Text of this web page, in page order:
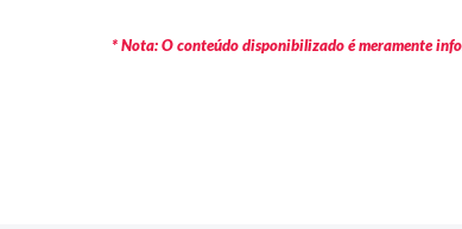
* Nota: O conteúdo disponibilizado é meramente